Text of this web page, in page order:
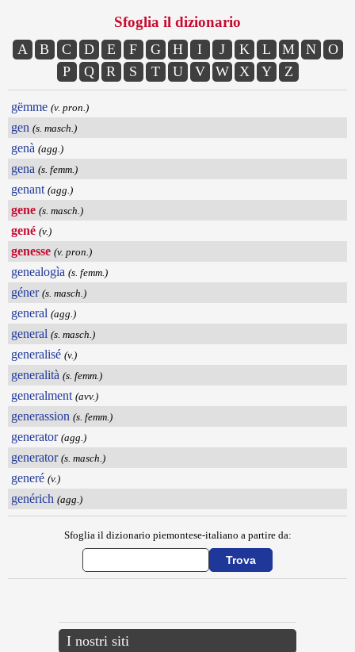
Sfoglia il dizionario
A B C D E F G H I J K L M N
O
P
Q R S T U V W X Y Z
gëmme (v. pron.)
gen (s. masch.)
genà (agg.)
gena (s. femm.)
genant (agg.)
gene (s. masch.)
gené (v.)
genesse (v. pron.)
genealogìa (s. femm.)
géner (s. masch.)
general (agg.)
general (s. masch.)
generalisé (v.)
generalità (s. femm.)
generalment (avv.)
generassion (s. femm.)
generator (agg.)
generator (s. masch.)
generé (v.)
genérich (agg.)
Sfoglia il dizionario piemontese-italiano a partire da:
I nostri siti